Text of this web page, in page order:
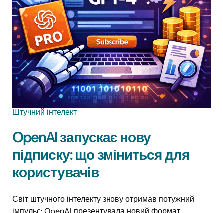
Штучний інтелект
OpenAI запускає нову
підписку: що зміниться для
користувачів
Світ штучного інтелекту знову отримав потужний
імпульс: OpenAI презентувала новий формат